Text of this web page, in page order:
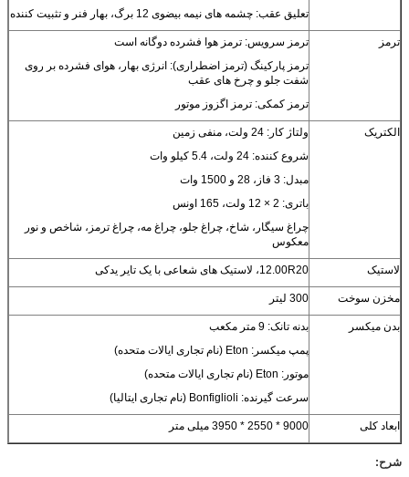
تعلیق عقب: چشمه های نیمه بیضوی 12 برگ، بهار فنر و تثبیت کننده
ترمز
ترمز سرویس: ترمز هوا فشرده دوگانه است
ترمز پارکینگ (ترمز اضطراری): انرژی بهار، هوای فشرده بر روی
شفت جلو و چرخ های عقب
ترمز کمکی: ترمز اگزوز موتور
الکتریک
ولتاژ کار: 24 ولت، منفی زمین
شروع کننده: 24 ولت، 5.4 کیلو وات
مبدل: 3 فاز، 28 و 1500 وات
باتری: 2 × 12 ولت، 165 اونس
چراغ سیگار، شاخ، چراغ جلو، چراغ مه، چراغ ترمز، شاخص و نور
معکوس
لاستیک 12.00R20، لاستیک های شعاعی با یک تایر یدکی
مخزن سوخت 300 لیتر
بدن میکسر
بدنه تانک: 9 متر مکعب
پمپ میکسر: Eton (نام تجاری ایالات متحده)
موتور: Eton (نام تجاری ایالات متحده)
سرعت گیرنده: Bonfiglioli (نام تجاری ایتالیا)
ابعاد کلی 9000 * 2550 * 3950 میلی متر
شرح: